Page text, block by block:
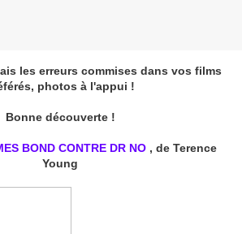
les erreurs commises dans vos films
photos à l'appui !
Bonne découverte !
BOND CONTRE DR NO, de Terence
Young